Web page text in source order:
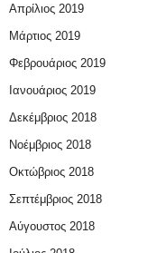
Απρίλιος 2019
Μάρτιος 2019
Φεβρουάριος 2019
Ιανουάριος 2019
Δεκέμβριος 2018
Νοέμβριος 2018
Οκτώβριος 2018
Σεπτέμβριος 2018
Αύγουστος 2018